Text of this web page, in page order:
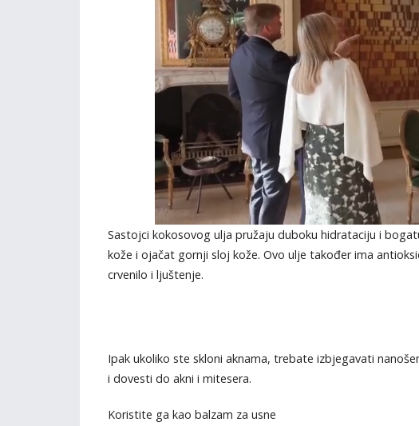
Sastojci kokosovog ulja pružaju duboku hidrataciju i
kože i ojačat gornji sloj kože. Ovo ulje također ima
crvenilo i ljuštenje.
Ipak ukoliko ste skloni aknama, trebate izbjegavati
i dovesti do akni i mitesera.
Koristite ga kao balzam za usne